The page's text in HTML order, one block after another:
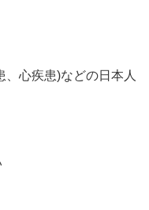
、心疾患)などの日本人